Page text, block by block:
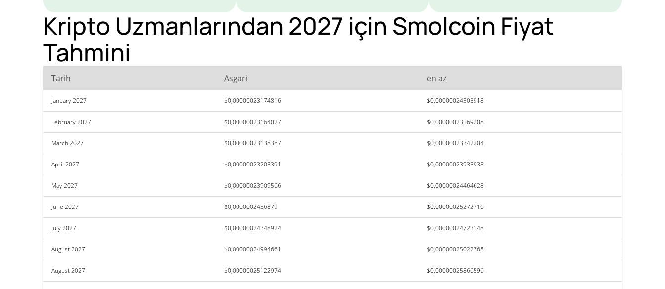
Kripto Uzmanlarından 2027 için Smolcoin Fiyat
Tahmini
Tarih Asgari en az
January 2027 $0,00000023174816 $0,00000024305918
February 2027 $0,00000023164027 $0,00000023569208
March 2027 $0,00000023138387 $0,00000023342204
April 2027 $0,00000023203391 $0,00000023935938
May 2027 $0,00000023909566 $0,00000024464628
June 2027 $0,0000002456879 $0,00000025272716
July 2027 $0,00000024348924 $0,00000024723148
August 2027 $0,00000024994661 $0,00000025022768
August 2027 $0,00000025122974 $0,00000025866596